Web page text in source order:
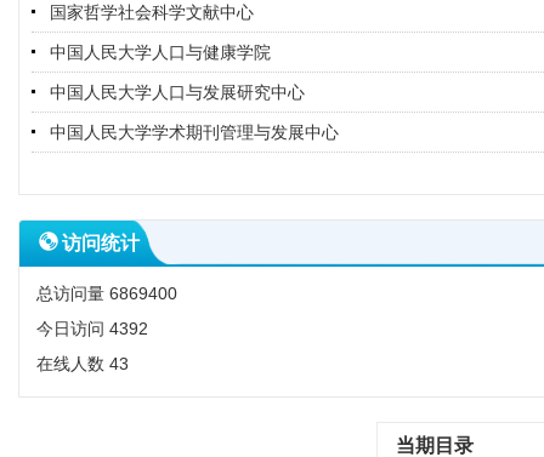
国家哲学社会科学文献中心
中国人民大学人口与健康学院
中国人民大学人口与发展研究中心
中国人民大学学术期刊管理与发展中心
访问统计
总访问量 6869400
今日访问 4392
在线人数 43
当期目录